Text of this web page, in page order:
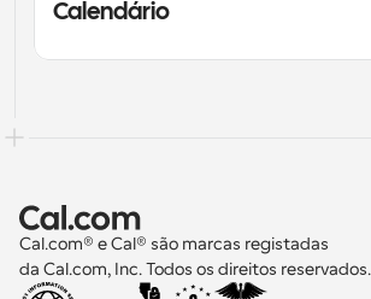
Calendário
Cal.com® e Cal® são marcas registadas
da Cal.com, Inc. Todos os direitos reservados.